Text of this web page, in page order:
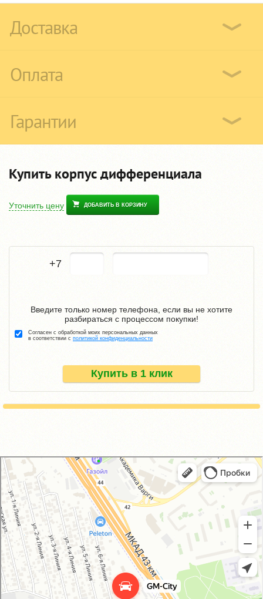
Доставка
Оплата
Гарантии
Купить корпус дифференциала
Уточнить цену ДОБАВИТЬ В КОРЗИНУ
+7
Купить в 1 клик
Введите только номер телефона, если вы не хотите
разбираться с процессом покупки!
Согласен с обработкой моих персональных данных
в соответствии с политикой конфиденциальности
GM-City&VAG-Repair
Автосервис, автотехцентр в Москве
Магазин автозапчастей и автотоваров в Москве